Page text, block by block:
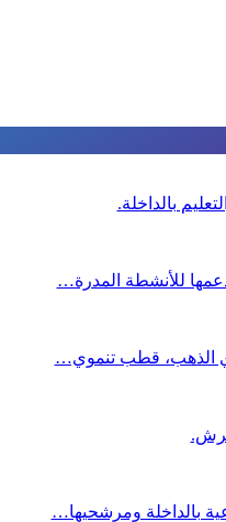
بالداخلة.
دعمها للأنشطة المدرة…
الذهب، قطب تنموي…
بالداخلة ومرشحيها…